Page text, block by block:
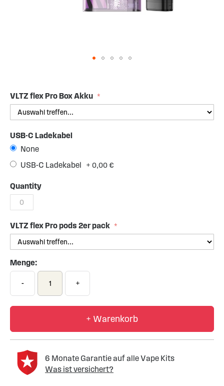
the
beginning
images
gallery
VLTZ flex Pro Box Akku
USB-C Ladekabel
None
USB-C Ladekabel
+ 0,00 €
Quantity
VLTZ flex Pro pods 2er pack
Menge:
- +
+ Warenkorb
6 Monate Garantie auf alle Vape Kits
Was ist versichert?